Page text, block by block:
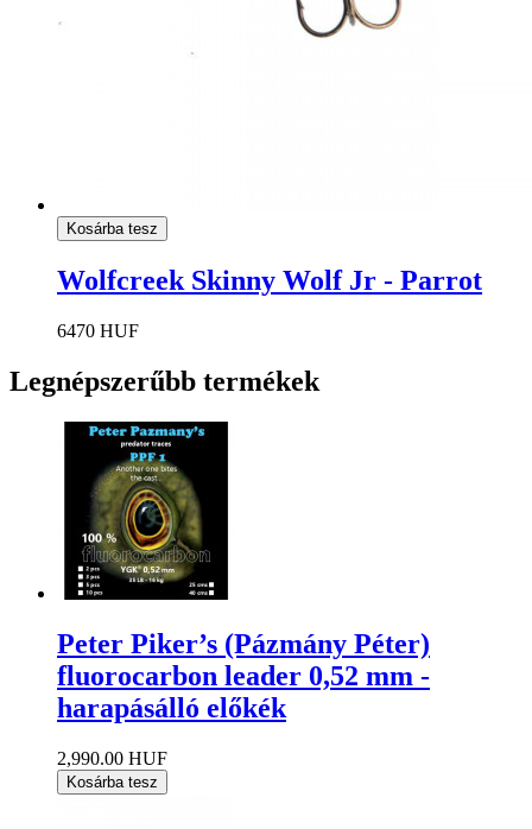
Kosárba tesz
Wolfcreek Skinny Wolf Jr - Parrot
6470 HUF
Legnépszerűbb termékek
Peter Piker’s (Pázmány Péter)
fluorocarbon leader 0,52 mm -
harapásálló előkék
2,990.00 HUF
Kosárba tesz